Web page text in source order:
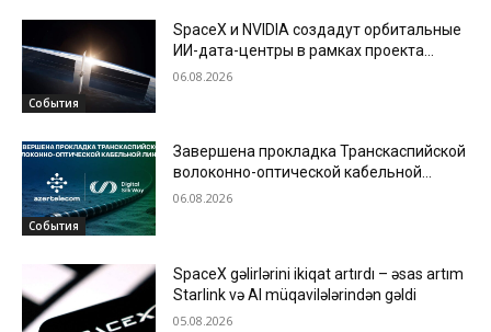
События
SpaceX и NVIDIA создадут орбитальные
ИИ-дата-центры в рамках проекта
Starmind
06.08.2026
События
Завершена прокладка Транскаспийской
волоконно-оптической кабельной
линии по дну Каспийского моря
06.08.2026
SpaceX gəlirlərini ikiqat artırdı – əsas artım
Starlink və AI müqavilələrindən gəldi
05.08.2026